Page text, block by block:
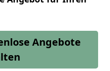
Angebote